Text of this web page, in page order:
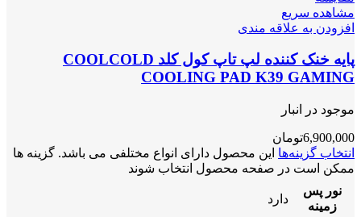
مشاهده سریع
افزودن به علاقه مندی
پایه خنک کننده لپ تاپ کول کلد COOLCOLD
COOLING PAD K39 GAMING
موجود در انبار
6,900,000تومان
انتخاب گزینه‌ها این محصول دارای انواع مختلفی می باشد. گزینه ها
ممکن است در صفحه محصول انتخاب شوند
نور پس
زمینه
دارد